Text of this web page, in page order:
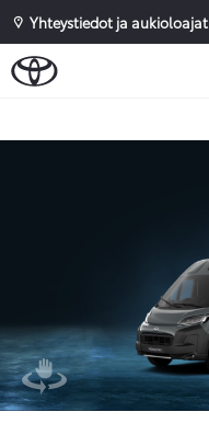
Yhteystiedot ja aukioloajat